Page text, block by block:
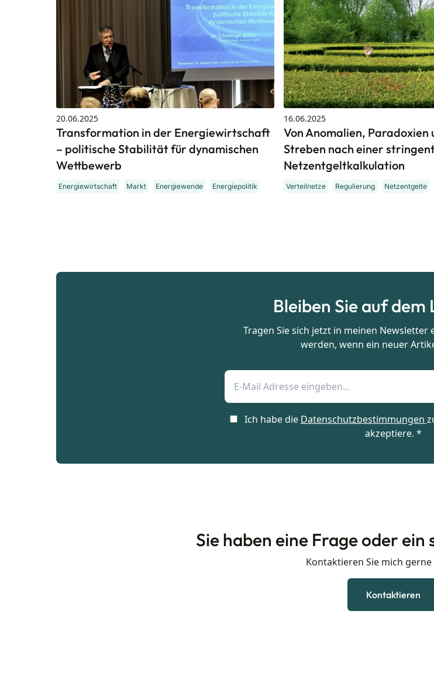
20.06.2025
Transformation in der Energiewirtschaft
– politische Stabilität für dynamischen
Wettbewerb
Energiewirtschaft Markt Energiewende Energiepolitik
16.06.2025
Von Anomalien, Paradoxien
Streben nach einer
Netzentgeltkalkulation
Verteilnetze Regulierung Netzentgelte
Bleiben Sie auf dem
Tragen Sie sich jetzt in meinen
werden, wenn ein neuer
Ich habe die Datenschutzbestimmungen
akzeptiere. *
Sie haben eine Frage oder ein
Kontaktieren Sie mich gerne
Kontaktieren